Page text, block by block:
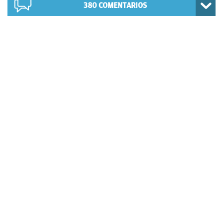
380COMENTARIOS